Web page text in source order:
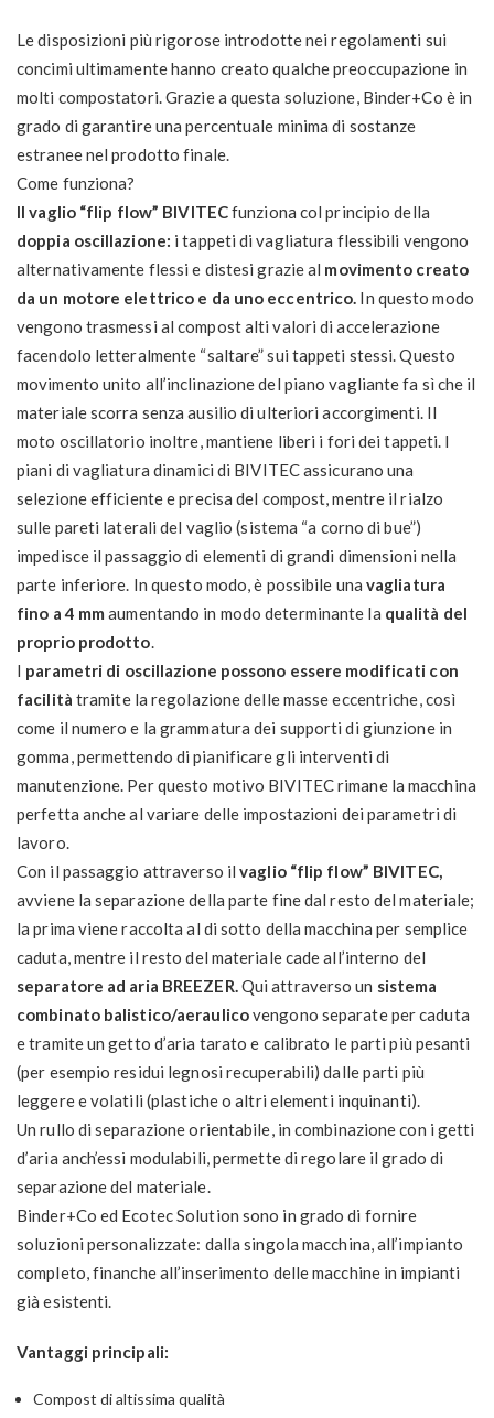
Le disposizioni più rigorose introdotte nei regolamenti sui
concimi ultimamente hanno creato qualche preoccupazione in
molti compostatori. Grazie a questa soluzione, Binder+Co è in
grado di garantire una percentuale minima di sostanze
estranee nel prodotto finale.
Come funziona?
Il vaglio “flip flow” BIVITECfunziona col principio della
doppia oscillazione: i tappeti di vagliatura flessibili vengono
alternativamente flessi e distesi grazie al movimento creato
da un motore elettrico e da uno eccentrico. In questo modo
vengono trasmessi al compost alti valori di accelerazione
facendolo letteralmente “saltare” sui tappeti stessi. Questo
movimento unito all’inclinazione del piano vagliante fa sì che il
materiale scorra senza ausilio di ulteriori accorgimenti. Il
moto oscillatorio inoltre, mantiene liberi i fori dei tappeti. I
piani di vagliatura dinamici di BIVITEC assicurano una
selezione efficiente e precisa del compost, mentre il rialzo
sulle pareti laterali del vaglio (sistema “a corno di bue”)
impedisce il passaggio di elementi di grandi dimensioni nella
parte inferiore. In questo modo, è possibile una vagliatura
fino a 4 mm aumentando in modo determinante la qualità del
proprio prodotto.
I parametri di oscillazione possono essere modificati con
facilità tramite la regolazione delle masse eccentriche, così
come il numero e la grammatura dei supporti di giunzione in
gomma, permettendo di pianificare gli interventi di
manutenzione. Per questo motivo BIVITEC rimane la macchina
perfetta anche al variare delle impostazioni dei parametri di
lavoro.
Con il passaggio attraverso il vaglio “flip flow” BIVITEC,
avviene la separazione della parte fine dal resto del materiale;
la prima viene raccolta al di sotto della macchina per semplice
caduta, mentre il resto del materiale cade all’interno del
separatore ad aria BREEZER.Qui attraverso un sistema
combinato balistico/aeraulicovengono separate per caduta
e tramite un getto d’aria tarato e calibrato le parti più pesanti
(per esempio residui legnosi recuperabili) dalle parti più
leggere e volatili (plastiche o altri elementi inquinanti).
Un rullo di separazione orientabile, in combinazione con i getti
d’aria anch’essi modulabili, permette di regolare il grado di
separazione del materiale.
Binder+Co ed Ecotec Solution sono in grado di fornire
soluzioni personalizzate: dalla singola macchina, all’impianto
completo, finanche all’inserimento delle macchine in impianti
già esistenti.
Vantaggi principali:
Compost di altissima qualità